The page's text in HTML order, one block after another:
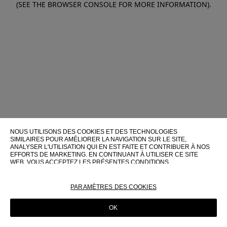
(SEE THE BROWSER CONSOLE FOR MORE INFORMATION).
NOUS UTILISONS DES COOKIES ET DES TECHNOLOGIES
SIMILAIRES POUR AMÉLIORER LA NAVIGATION SUR LE SITE,
ANALYSER L'UTILISATION QUI EN EST FAITE ET CONTRIBUER À NOS
EFFORTS DE MARKETING. EN CONTINUANT À UTILISER CE SITE
WEB, VOUS ACCEPTEZ LES PRÉSENTES CONDITIONS
POUR PLUS D'INFORMATIONS SUR CES TECHNOLOGIES ET LEUR
POLITIQUE EN MATIÈRE DE COOKIES
PARAMÈTRES DES COOKIES
OK